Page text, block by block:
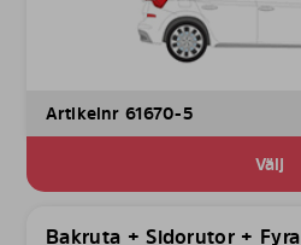
Artikelnr 61670-5
Välj
Bakruta + Sidorutor + Fyra